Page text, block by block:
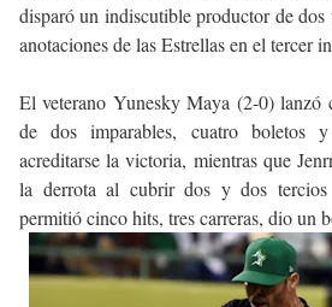
disparó un indiscutible productor de
anotaciones de las Estrellas en el tercer
El veterano Yunesky Maya (2-0) lanzó
de dos imparables, cuatro boletos
acreditarse la victoria, mientras que
la derrota al cubrir dos y dos
permitió cinco hits, tres carreras, dio un